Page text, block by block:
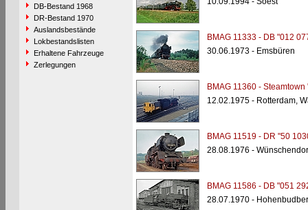
DB-Bestand 1968
DR-Bestand 1970
Auslandsbestände
Lokbestandslisten
Erhaltene Fahrzeuge
Zerlegungen
BMAG 11333 - DB "012
30.06.1973 - Emsbüren
BMAG 11360 - Steamtown
12.02.1975 - Rotterdam,
BMAG 11519 - DR "50
28.08.1976 -
BMAG 11586 - DB "051
28.07.1970 -